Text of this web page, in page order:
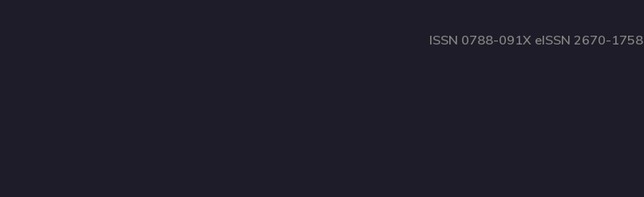
ISSN 0788-091X eISSN 2670-1758